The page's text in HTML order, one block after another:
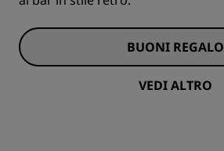
BUONI REGALO
VEDI ALTRO